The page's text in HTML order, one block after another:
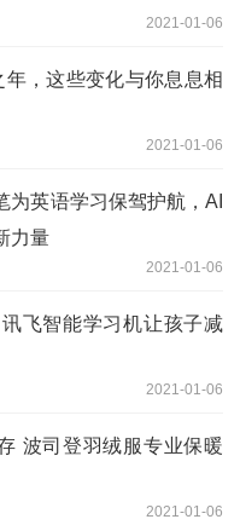
2021-01-06
年，这些变化与你息息相
2021-01-06
为英语学习保驾护航，AI
力量
2021-01-06
飞智能学习机让孩子减
2021-01-06
波司登羽绒服专业保暖
2021-01-06